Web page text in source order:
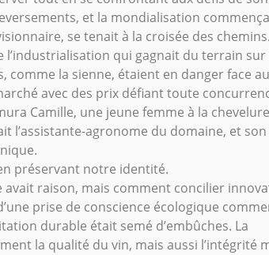
et la mondialisation
se tenait à la croisée des
l’industrialisation qui gagnait du terrain sur
la sienne, étaient en danger face
avec des prix défiant toute
Camille, une jeune femme à la chevelure
l’assistante-agronome du domaine, et
préservant notre identité.
avait raison, mais comment concilier
prise de conscience écologique
durable était semé d’embûches. La
la qualité du vin, mais aussi l’intégrité